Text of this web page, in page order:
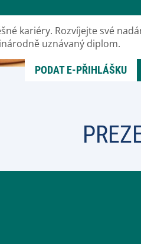
kariéry. Rozvíjejte své
uznávaný diplom.
PODAT E-PŘIHLÁŠKU